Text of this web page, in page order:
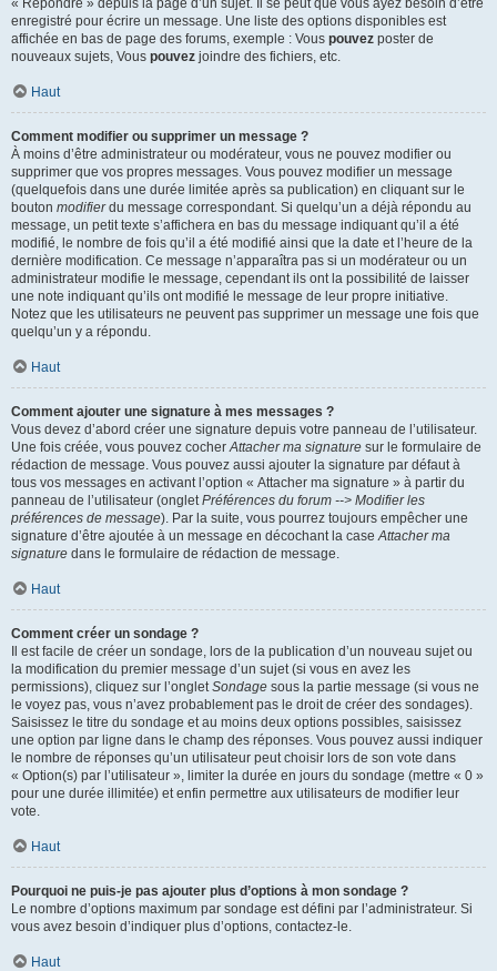
« Répondre » depuis la page d’un sujet. Il se peut que vous ayez besoin d’être
enregistré pour écrire un message. Une liste des options disponibles est
affichée en bas de page des forums, exemple : Vous pouvez poster de
nouveaux sujets, Vous pouvez joindre des fichiers, etc.
Haut
Comment modifier ou supprimer un message ?
À moins d’être administrateur ou modérateur, vous ne pouvez modifier ou
supprimer que vos propres messages. Vous pouvez modifier un message
(quelquefois dans une durée limitée après sa publication) en cliquant sur le
bouton modifierdu message correspondant. Si quelqu’un a déjà répondu au
message, un petit texte s’affichera en bas du message indiquant qu’il a été
modifié, le nombre de fois qu’il a été modifié ainsi que la date et l’heure de la
dernière modification. Ce message n’apparaîtra pas si un modérateur ou un
administrateur modifie le message, cependant ils ont la possibilité de laisser
une note indiquant qu’ils ont modifié le message de leur propre initiative.
Notez que les utilisateurs ne peuvent pas supprimer un message une fois que
quelqu’un y a répondu.
Haut
Comment ajouter une signature à mes messages ?
Vous devez d’abord créer une signature depuis votre panneau de l’utilisateur.
Une fois créée, vous pouvez cocherAttacher ma signature sur le formulaire de
rédaction de message. Vous pouvez aussi ajouter la signature par défaut à
tous vos messages en activant l’option « Attacher ma signature » à partir du
panneau de l’utilisateur (ongletPréférences du forum --> Modifier les
préférences de message). Par la suite, vous pourrez toujours empêcher une
signature d’être ajoutée à un message en décochant la caseAttacher ma
signature dans le formulaire de rédaction de message.
Haut
Comment créer un sondage ?
Il est facile de créer un sondage, lors de la publication d’un nouveau sujet ou
la modification du premier message d’un sujet (si vous en avez les
permissions), cliquez sur l’ongletSondage sous la partie message (si vous ne
le voyez pas, vous n’avez probablement pas le droit de créer des sondages).
Saisissez le titre du sondage et au moins deux options possibles, saisissez
une option par ligne dans le champ des réponses. Vous pouvez aussi indiquer
le nombre de réponses qu’un utilisateur peut choisir lors de son vote dans
« Option(s) par l’utilisateur », limiter la durée en jours du sondage (mettre « 0 »
pour une durée illimitée) et enfin permettre aux utilisateurs de modifier leur
vote.
Haut
Pourquoi ne puis-je pas ajouter plus d’options à mon sondage ?
Le nombre d’options maximum par sondage est défini par l’administrateur. Si
vous avez besoin d’indiquer plus d’options, contactez-le.
Haut